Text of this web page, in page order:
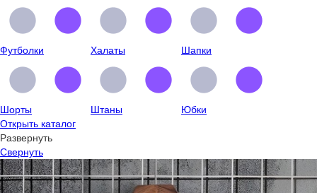
Футболки Халаты Шапки
Шорты Штаны
Юбки
Открыть каталог
Развернуть
Свернуть